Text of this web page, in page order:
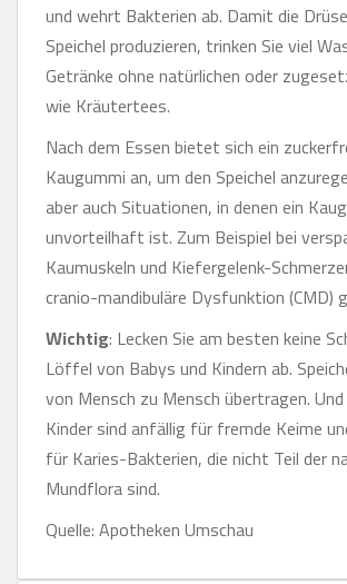
und wehrt Bakterien ab. Damit die
Speichel produzieren, trinken Sie viel
Getränke ohne natürlichen oder
wie Kräutertees.
Nach dem Essen bietet sich ein
Kaugummi an, um den Speichel
aber auch Situationen, in denen ein
unvorteilhaft ist. Zum Beispiel bei
Kaumuskeln und Kiefergelenk-
cranio-mandibuläre Dysfunktion (CMD)
Wichtig: Lecken Sie am besten keine
Löffel von Babys und Kindern ab.
von Mensch zu Mensch übertragen.
Kinder sind anfällig für fremde Keime
für Karies-Bakterien, die nicht Teil der
Mundflora sind.
Quelle: Apotheken Umschau